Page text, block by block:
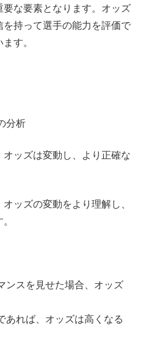
な要素となります。オッズ
持って選手の能力を評価で
す。
分析
ッズは変動し、より正確な
ッズの変動をより理解し、
ンスを見せた場合、オッズ
あれば、オッズは高くなる